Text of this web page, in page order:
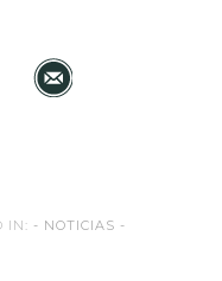
IN: - NOTICIAS -